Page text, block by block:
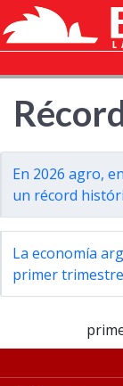
En 2026 agro,
un récord
La economía
primer